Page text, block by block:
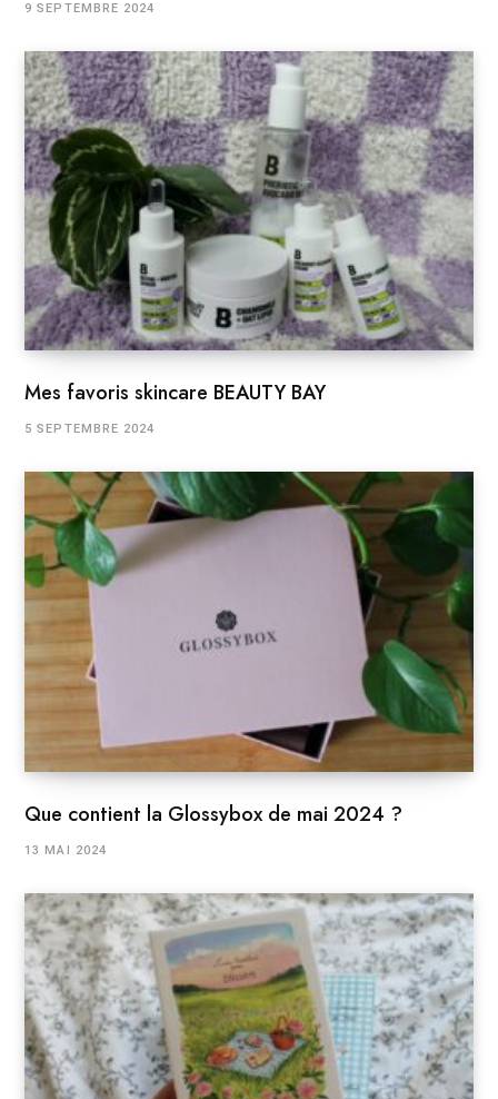
9 SEPTEMBRE 2024
Mes favoris skincare BEAUTY BAY
5 SEPTEMBRE 2024
Que contient la Glossybox de mai 2024 ?
13 MAI 2024